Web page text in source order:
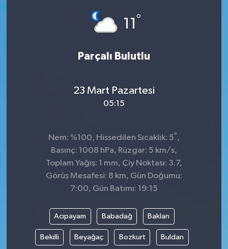
11°
Parçalı Bulutlu
23 Mart Pazartesi
05:15
Nem: %100, Hissedilen Sıcaklık: 5° ,
Basınç: 1008 hPa, Rüzgar: 5 km/s,
Toplam Yağış: 1 mm, Çiy Noktası: 3.7,
Görüş Mesafesi: 8 km, Gün Doğumu:
7:00, Gün Batımı: 19:15
Acıpayam Babadağ Baklan
Bekilli Beyağaç Bozkurt Buldan